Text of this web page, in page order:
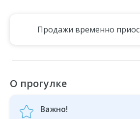
О прогулке
Важно!
Продажи временно